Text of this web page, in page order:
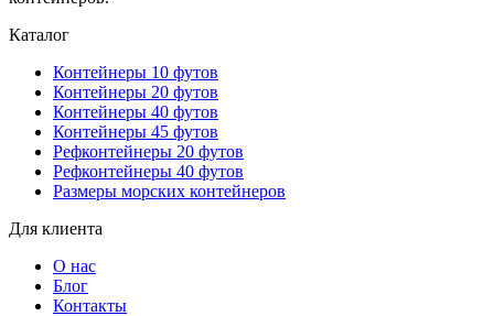
Каталог
Контейнеры 10 футов
Контейнеры 20 футов
Контейнеры 40 футов
Контейнеры 45 футов
Рефконтейнеры 20 футов
Рефконтейнеры 40 футов
Размеры морских контейнеров
Для клиента
О нас
Блог
Контакты